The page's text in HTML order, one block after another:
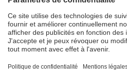
News & Agenda
FONDATION SUISA ↗